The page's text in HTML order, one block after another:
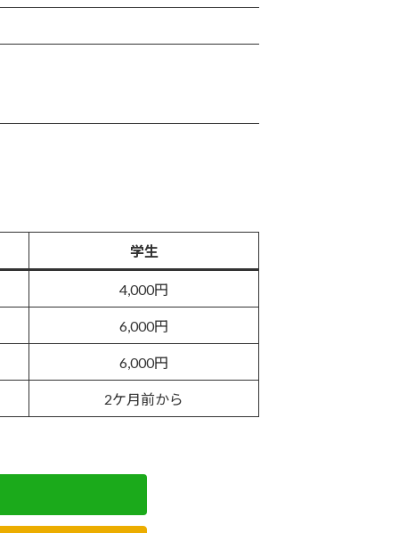
学生
4,000円
6,000円
6,000円
2ケ月前から